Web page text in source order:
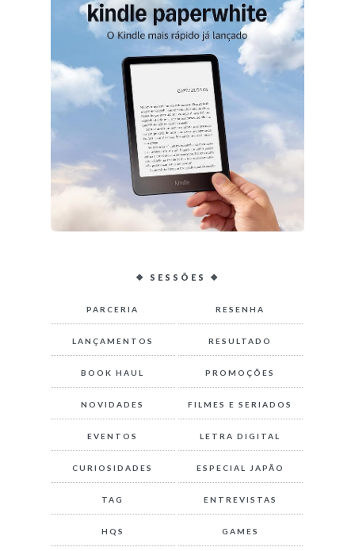
❖ SESSÕES ❖
PARCERIA RESENHA
LANÇAMENTOS RESULTADO
BOOK HAUL PROMOÇÕES
NOVIDADES FILMES E SERIADOS
EVENTOS LETRA DIGITAL
CURIOSIDADES ESPECIAL JAPÃO
TAG ENTREVISTAS
HQS GAMES